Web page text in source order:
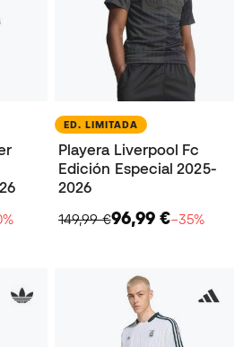
ED. LIMITADA
Playera Liverpool Fc
Edición Especial 2025-
2026
149,99 €96,99 €−35%